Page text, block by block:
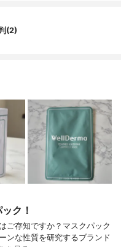
ート、エニヘンガリン、トコ
(2)
ク！
ご存知ですか？マスクパック
ンな性質を研究するブランド